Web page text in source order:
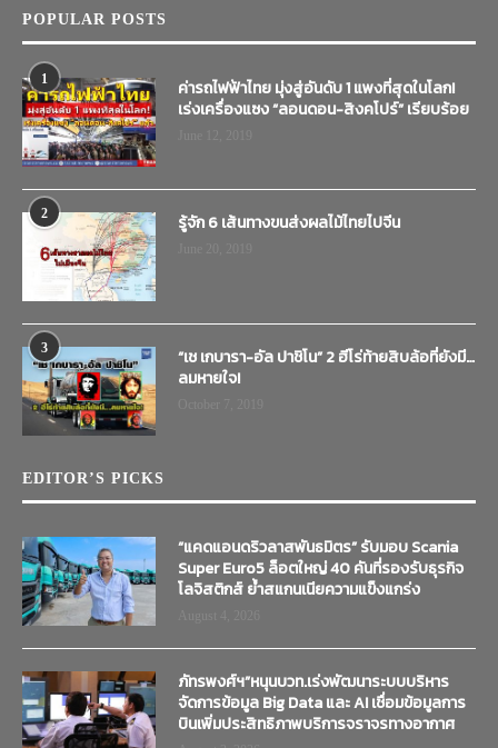
POPULAR POSTS
1
ค่ารถไฟฟ้าไทย มุ่งสู่อันดับ 1 แพงที่สุดในโลก!
เร่งเครื่องแซง “ลอนดอน-สิงคโปร์” เรียบร้อย
2 รู้จัก 6 เส้นทางขนส่งผลไม้ไทยไปจีน
3
“เช เกบารา-อัล ปาชิโน” 2 ฮีโร่ท้ายสิบล้อที่ยังมี…
ลมหายใจ!
EDITOR’S PICKS
“แคดแอนดริวลาสพันธมิตร” รับมอบ Scania
Super Euro5 ล็อตใหญ่ 40 คันที่รองรับธุรกิจ
โลจิสติกส์ ย้ำสแกนเนียความแข็งแกร่ง
ภัทรพงศ์ฯ”หนุนบวท.เร่งพัฒนาระบบบริหาร
จัดการข้อมูล Big Data และ AI เชื่อมข้อมูลการ
บินเพิ่มประสิทธิภาพบริการจราจรทางอากาศ